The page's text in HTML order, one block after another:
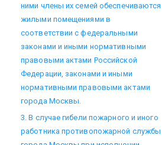
ними члены их семей обеспечиваются
жилыми помещениями в
соответствии с федеральными
законами и иными нормативными
правовыми актами Российской
Федерации, законами и иными
нормативными правовыми актами
города Москвы.
3. В случае гибели пожарного и иного
работника противопожарной службы